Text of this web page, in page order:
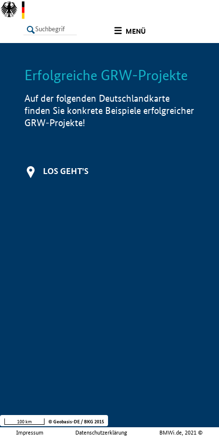
MENÜ
LISTE Info
Erfolgreiche GRW-Projekte
Auf der folgenden Deutschlandkarte
finden Sie konkrete Beispiele erfolgreicher
GRW-Projekte!
LOS GEHT'S
Impressum Datenschutzerklärung BMWi.de, 2021 ©
100 km © Geobasis-DE / BKG 2015